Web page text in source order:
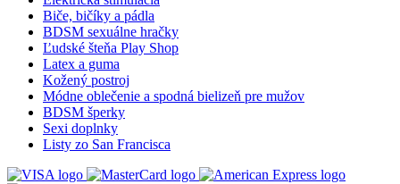
Biče, bičíky a pádla
BDSM sexuálne hračky
Ľudské šteňa Play Shop
Latex a guma
Kožený postroj
Módne oblečenie a spodná bielizeň pre mužov
BDSM šperky
Sexi doplnky
Listy zo San Francisca